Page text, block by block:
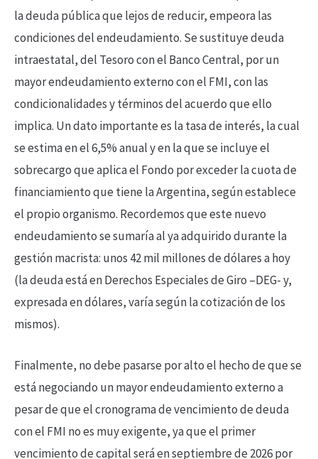
la deuda pública que lejos de reducir, empeora las
condiciones del endeudamiento. Se sustituye deuda
intraestatal, del Tesoro con el Banco Central, por un
mayor endeudamiento externo con el FMI, con las
condicionalidades y términos del acuerdo que ello
implica. Un dato importante es la tasa de interés, la cual
se estima en el 6,5% anual y en la que se incluye el
sobrecargo que aplica el Fondo por exceder la cuota de
financiamiento que tiene la Argentina, según establece
el propio organismo. Recordemos que este nuevo
endeudamiento se sumaría al ya adquirido durante la
gestión macrista: unos 42 mil millones de dólares a hoy
(la deuda está en Derechos Especiales de Giro –DEG- y,
expresada en dólares, varía según la cotización de los
mismos).
Finalmente, no debe pasarse por alto el hecho de que se
está negociando un mayor endeudamiento externo a
pesar de que el cronograma de vencimiento de deuda
con el FMI no es muy exigente, ya que el primer
vencimiento de capital será en septiembre de 2026 por